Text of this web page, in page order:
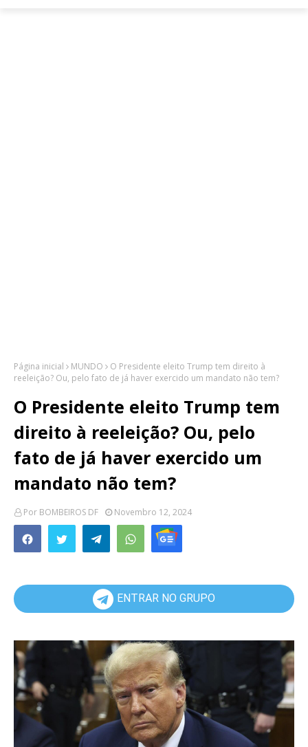
Página inicial MUNDO
O Presidente eleito Trump tem direito à
reeleição? Ou, pelo fato de já haver exercido um mandato não tem?
O Presidente eleito Trump tem
direito à reeleição? Ou, pelo
fato de já haver exercido um
mandato não tem?
Por BOMBEIROS DF Novembro 12, 2024
ENTRAR NO GRUPO